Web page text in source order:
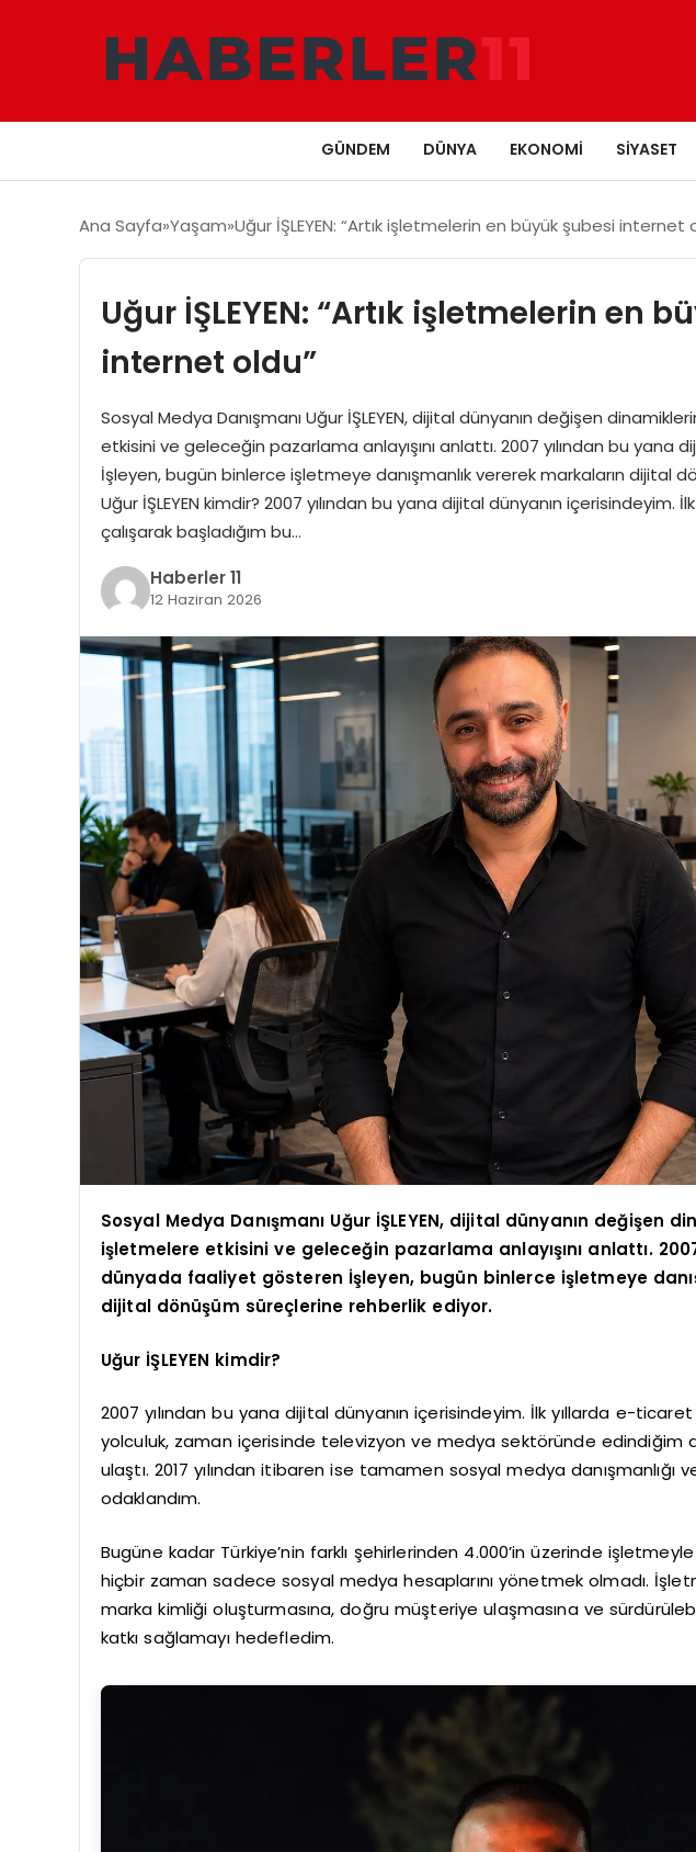
GÜNDEM DÜNYA EKONOMI SIYASET
Ana Sayfa Yaşam Uğur İŞLEYEN: “Artık işletmelerin en büyük şubesi internet
Uğur İŞLEYEN: “Artık işletmelerin en
internet oldu”
Sosyal Medya Danışmanı Uğur İŞLEYEN, dijital dünyanın değişen
etkisini ve geleceğin pazarlama anlayışını anlattı. 2007 yılından bu
İşleyen, bugün binlerce işletmeye danışmanlık vererek markaların dijital
Uğur İŞLEYEN kimdir? 2007 yılından bu yana dijital dünyanın içerisindeyim.
çalışarak başladığım bu…
Haberler 11
12 Haziran 2026
Sosyal Medya Danışmanı Uğur İŞLEYEN, dijital dünyanın değişen
işletmelere etkisini ve geleceğin pazarlama anlayışını anlattı.
dünyada faaliyet gösteren İşleyen, bugün binlerce işletmeye
dijital dönüşüm süreçlerine rehberlik ediyor.
Uğur İŞLEYEN kimdir?
2007 yılından bu yana dijital dünyanın içerisindeyim. İlk yıllarda e-
yolculuk, zaman içerisinde televizyon ve medya sektöründe edindiğim
ulaştı. 2017 yılından itibaren ise tamamen sosyal medya danışmanlığı
odaklandım.
Bugüne kadar Türkiye’nin farklı şehirlerinden 4.000’in üzerinde
hiçbir zaman sadece sosyal medya hesaplarını yönetmek olmadı.
marka kimliği oluşturmasına, doğru müşteriye ulaşmasına ve
katkı sağlamayı hedefledim.